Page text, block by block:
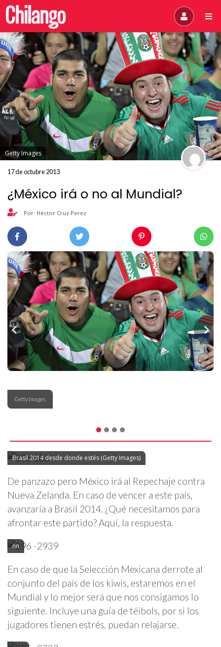
Getty Images
17 de octubre 2013
¿México irá o no al Mundial?
Por: Héctor Cruz Perez
Getty Images
Brasil 2014 desde donde estés (Getty Images)
De panzazo pero México irá al Repechaje contra
Nueva Zelanda. En caso de vencer a este país,
avanzaría a Brasil 2014. ¿Qué necesitamos para
afrontar este partido? Aquí, la respuesta.
nn
En caso de que la Selección Mexicana derrote al
conjunto del país de los kiwis, estaremos en el
Mundial y lo mejor será que nos consigamos lo
siguiente. Incluye una guía de téibols, por si los
jugadores tienen estrés, puedan relajarse.